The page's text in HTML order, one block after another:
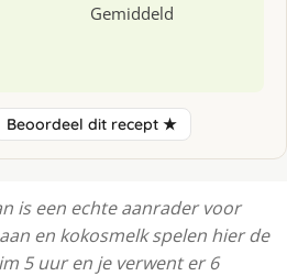
Gemiddeld
Beoordeel dit recept ★
is een echte aanrader voor
en kokosmelk spelen hier de
5 uur en je verwent er 6